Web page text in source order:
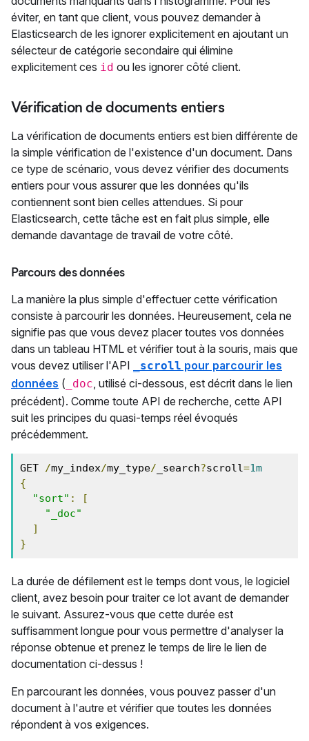
éviter, en tant que client, vous pouvez demander à
Elasticsearch de les ignorer explicitement en ajoutant un
sélecteur de catégorie secondaire qui élimine
explicitement ces id ou les ignorer côté client.
Vérification de documents entiers
La vérification de documents entiers est bien différente de
la simple vérification de l'existence d'un document. Dans
ce type de scénario, vous devez vérifier des documents
entiers pour vous assurer que les données qu'ils
contiennent sont bien celles attendues. Si pour
Elasticsearch, cette tâche est en fait plus simple, elle
demande davantage de travail de votre côté.
Parcours des données
La manière la plus simple d'effectuer cette vérification
consiste à parcourir les données. Heureusement, cela ne
signifie pas que vous devez placer toutes vos données
dans un tableau HTML et vérifier tout à la souris, mais que
vous devez utiliser l'API
_scroll pour parcourir les
données ( _doc, utilisé ci-dessous, est décrit dans le lien
précédent). Comme toute API de recherche, cette API
suit les principes du quasi-temps réel évoqués
précédemment.
GET /my_index/my_type/ _search?scroll=1m
{
"sort" :
[
"_doc"
]
}
La durée de défilement est le temps dont vous, le logiciel
client, avez besoin pour traiter ce lot avant de demander
le suivant. Assurez-vous que cette durée est
suffisamment longue pour vous permettre d'analyser la
réponse obtenue et prenez le temps de lire le lien de
documentation ci-dessus !
En parcourant les données, vous pouvez passer d'un
document à l'autre et vérifier que toutes les données
répondent à vos exigences.